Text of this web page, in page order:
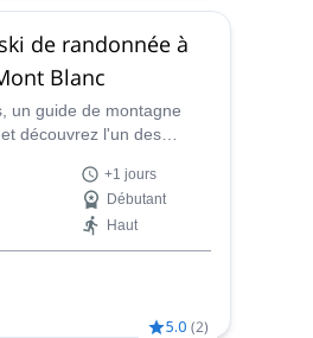
de randonnée à
Blanc
un guide de montagne
découvrez l'un des
Profitez d'un fabuleux
de randonnée à
!
+1 jours
Débutant
Haut
5.0 (2)